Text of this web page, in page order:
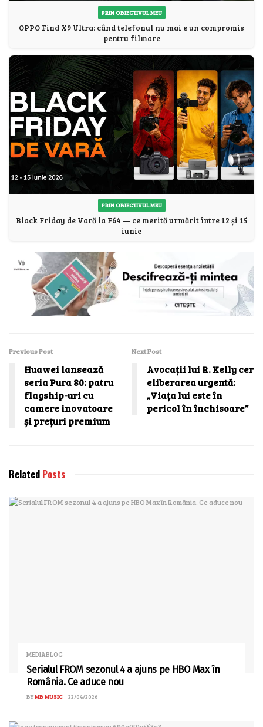
PRIN OBIECTIVUL MEU
OPPO Find X9 Ultra: când telefonul nu mai e un compromis
pentru filmare
PRIN OBIECTIVUL MEU
Black Friday de Vară la F64 — ce merită urmărit între 12 și 15
iunie
Previous Post
Huawei lansează
seria Pura 80: patru
flagship-uri cu
camere inovatoare
și prețuri premium
Next Post
Avocații lui R. Kelly cer
eliberarea urgentă:
„Viața lui este în
pericol în închisoare”
Related Posts
MEDIABLOG
Serialul FROM sezonul 4 a ajuns pe HBO Max în
România. Ce aduce nou
BYMB MUSIC 22/04/2026